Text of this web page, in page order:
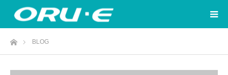
ホームBLOG